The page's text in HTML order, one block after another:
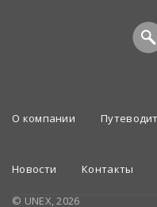
О компании
Новости Контакты
© UNEX, 2026